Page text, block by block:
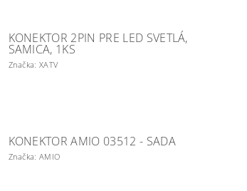
KONEKTOR 2PIN PRE LED SVETLÁ,
SAMICA, 1KS
Značka: XATV
KONEKTOR AMIO 03512 - SADA
Značka: AMIO